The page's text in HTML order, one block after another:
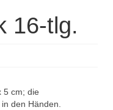
16-tlg.
5 cm; die
den Händen.